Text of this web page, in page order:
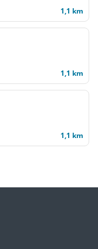
1,1 km
1,1 km
1,1 km